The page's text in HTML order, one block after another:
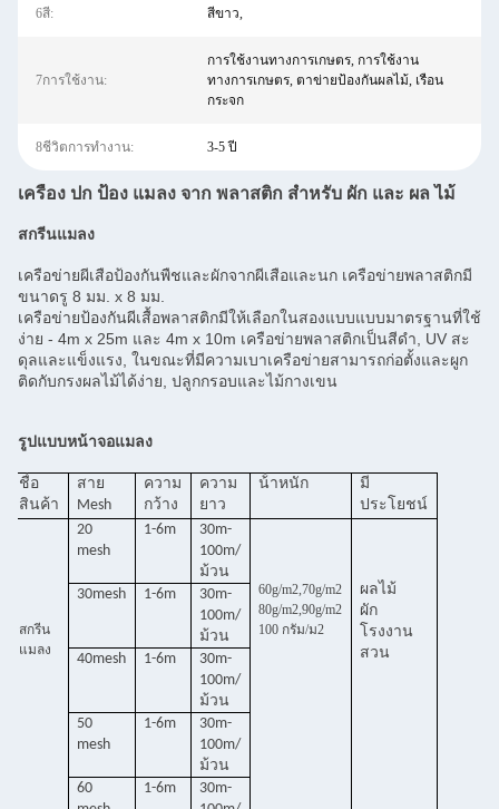
6สี: สีขาว,
7การใช้งาน:
การใช้งานทางการเกษตร, การใช้งาน
ทางการเกษตร, ตาข่ายป้องกันผลไม้, เรือน
กระจก
8ชีวิตการทำงาน: 3-5 ปี
เครื่อง ปก ป้อง แมลง จาก พลาสติก สําหรับ ผัก และ ผล ไม้
สกรีนแมลง
เครือข่ายผีเสือป้องกันพืชและผักจากผีเสือและนก เครือข่ายพลาสติกมี
ขนาดรู 8 มม. x 8 มม.
เครือข่ายป้องกันผีเสื้อพลาสติกมีให้เลือกในสองแบบแบบมาตรฐานที่ใช้
ง่าย - 4m x 25m และ 4m x 10m เครือข่ายพลาสติกเป็นสีดํา, UV สะ
ดุลและแข็งแรง, ในขณะที่มีความเบาเครือข่ายสามารถก่อตั้งและผูก
ติดกับกรงผลไม้ได้ง่าย, ปลูกกรอบและไม้กางเขน
รูปแบบหน้าจอแมลง
ชื่อ
สินค้า
สาย
Mesh
ความ
กว้าง
ความ
ยาว
น้ําหนัก
มี
ประโยชน์
สกรีน
แมลง
20
mesh
1-6m
30m-
100m/
ม้วน
60g/m2,70g/m2
80g/m2,90g/m2
100 กรัม/ม2
ผลไม้
ผัก
โรงงาน
สวน
30mesh 1-6m
30m-
100m/
ม้วน
40mesh
1-6m
30m-
100m/
ม้วน
50
mesh
1-6m
30m-
100m/
ม้วน
60
1-6m
30m-